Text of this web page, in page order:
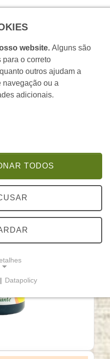
Pesquisar
Produto
website. Alguns são
para o correto
outros ajudam a
navegação ou a
adicionais.
TODOS
funcionalidades
para o funcionamento
| Datapolicy